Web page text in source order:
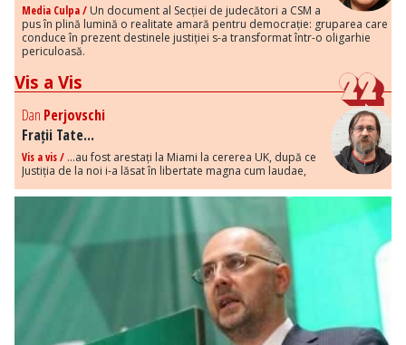
Media Culpa / Un document al Secției de judecători a CSM a
pus în plină lumină o realitate amară pentru democrație: gruparea care
conduce în prezent destinele justiției s-a transformat într-o oligarhie
periculoasă.
Vis a Vis
Dan Perjovschi
Frații Tate...
Vis a vis / ...au fost arestați la Miami la cererea UK, după ce
Justiția de la noi i-a lăsat în libertate magna cum laudae,